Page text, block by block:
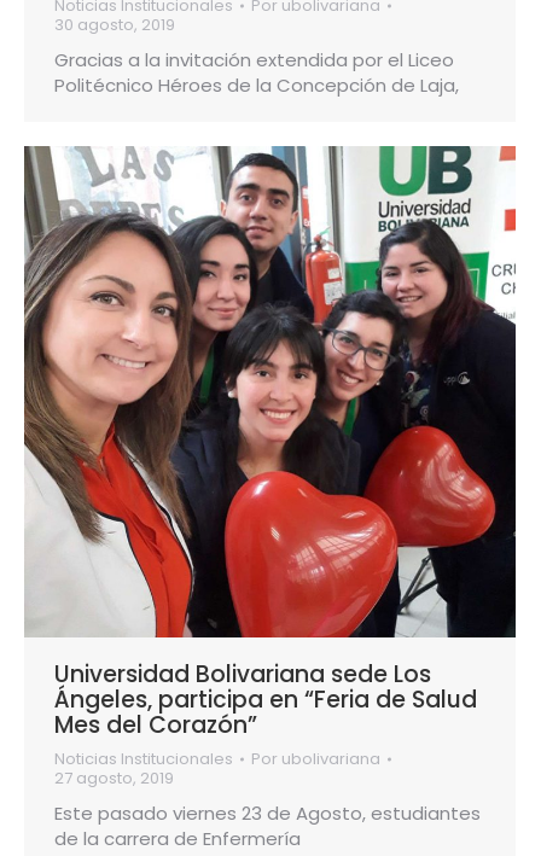
Noticias Institucionales Por ubolivariana
30 agosto, 2019
Gracias a la invitación extendida por el Liceo
Politécnico Héroes de la Concepción de Laja,
Universidad Bolivariana sede Los
Ángeles, participa en “Feria de Salud
Mes del Corazón”
Noticias Institucionales Por ubolivariana
27 agosto, 2019
Este pasado viernes 23 de Agosto, estudiantes
de la carrera de Enfermería